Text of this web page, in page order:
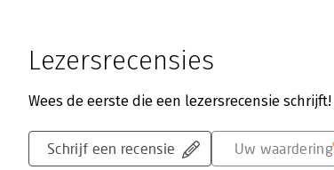
Lezersrecensies
Wees de eerste die een lezersrecensie schrijft!
Schrijf een recensie Uw waardering